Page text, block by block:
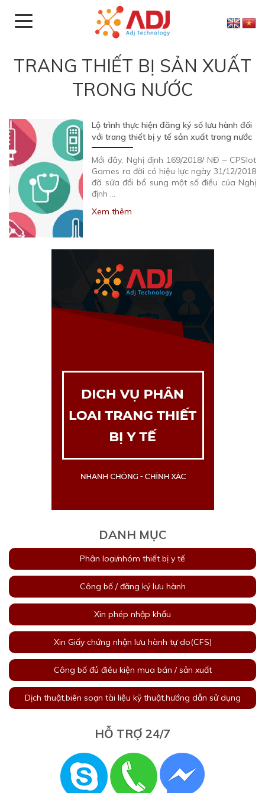
TRANG THIẾT BỊ SẢN XUẤT
TRONG NƯỚC
Lộ trình thực hiện đăng ký số lưu hành đối
với trang thiết bị y tế sản xuất trong nước
Mới đây, Nghị định 169/2018/ NĐ – CPSlot
Games ra đời có hiệu lực ngày 31/12/2018
đã sửa đổi bổ sung một số điều của Nghị
định …
Xem thêm
DANH MỤC
Phân loại/nhóm thiết bị y tế
Công bố / đăng ký lưu hành
Xin phép nhập khẩu
Xin Giấy chứng nhận lưu hành tự do(CFS)
Công bố đủ điều kiện mua bán / sản xuất
Dịch thuật,biên soạn tài liệu kỹ thuật,hướng dẫn sử dụng
HỖ TRỢ 24/7